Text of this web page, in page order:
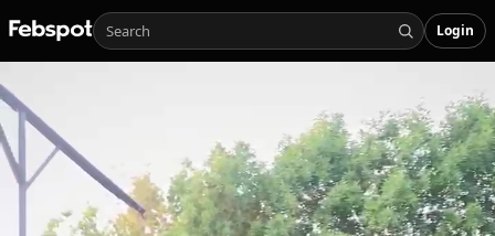
Login